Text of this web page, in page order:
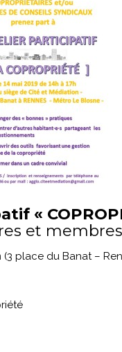
«
et
place du Banat –